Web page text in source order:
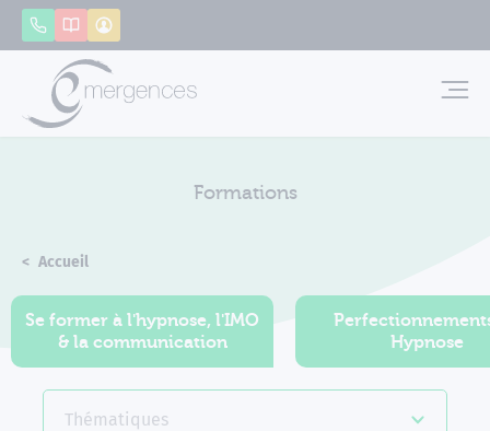
AppelerCatalogue
Formations
Accueil
Se former à l'hypnose, l'IMO
& la communication
Hypnose
Thématiques
Panneau de gestion des cookies